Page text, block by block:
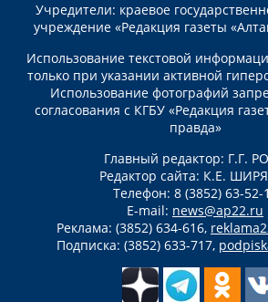
Учредители: краевое
учреждение «Редакция газеты
Использование текстовой
только при указании активной
Использование фотографий
согласования с КГБУ «Редакция
правда»
Главный редактор: Г.Г.
Редактор сайта: К.Е.
Телефон: 8 (3852) 63-52-
E-mail: news@ap22.ru
Реклама: (3852) 634-616,
Подписка: (3852) 633-717,